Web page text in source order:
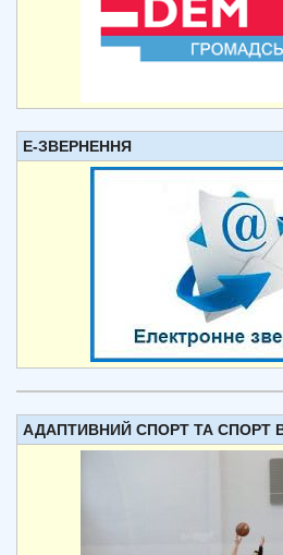
Е-ЗВЕРНЕННЯ
АДАПТИВНИЙ СПОРТ ТА СПОРТ